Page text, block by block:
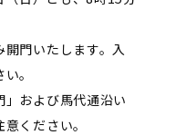
門いたします。入
。
および馬代通沿い
ください。